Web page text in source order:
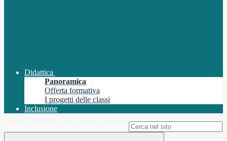
Didattica
Panoramica
Offerta formativa
I progetti delle classi
Inclusione